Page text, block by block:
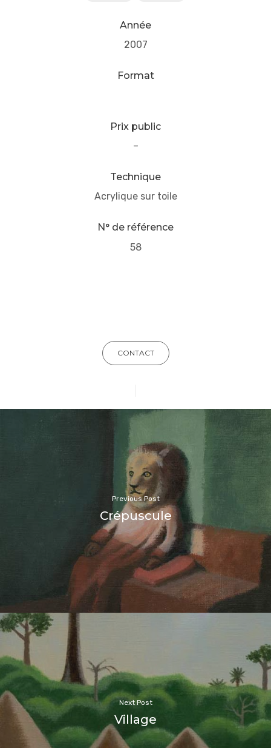
Année
2007
Format
Prix public
–
Technique
Acrylique sur toile
N° de référence
58
CONTACT
Previous Post
Crépuscule
Next Post
Village